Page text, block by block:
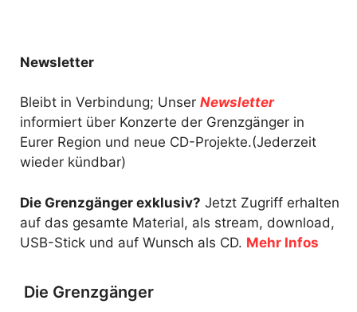
Newsletter
Bleibt in Verbindung; Unser Newsletter
informiert über Konzerte der Grenzgänger in
Eurer Region und neue CD-Projekte.(Jederzeit
wieder kündbar)
Die Grenzgänger exklusiv? Jetzt Zugriff erhalten
auf das gesamte Material, als stream, download,
USB-Stick und auf Wunsch als CD. Mehr Infos
Die Grenzgänger